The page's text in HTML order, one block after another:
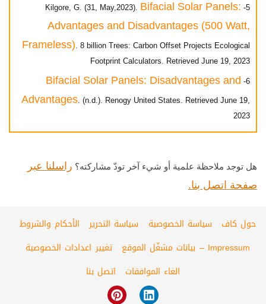
5- Kilgore, G. (31, May,2023).
Bifacial Solar Panels:
Advantages and Disadvantages (500 Watt,
Frameless). 8 billion Trees: Carbon Offset Projects Ecological
Footprint Calculators. Retrieved June 19, 2023
6-
Bifacial Solar Panels: Disadvantages and
Advantages. (n.d.). Renogy United States. Retrieved June 19,
2023
هل توجد ملاحظة علمية أو شيء آخر تودّ مشاركته؟ راسلنا عبر
صفحة اتصل بنا.
حول كاف سياسة الخصوصية سياسة التحرير
الأحكام والشروط
Impressum – بيانات مشغّل الموقع
تغيير اعدادات الخصوصية
الغاء الموافقات
اتصل بنا